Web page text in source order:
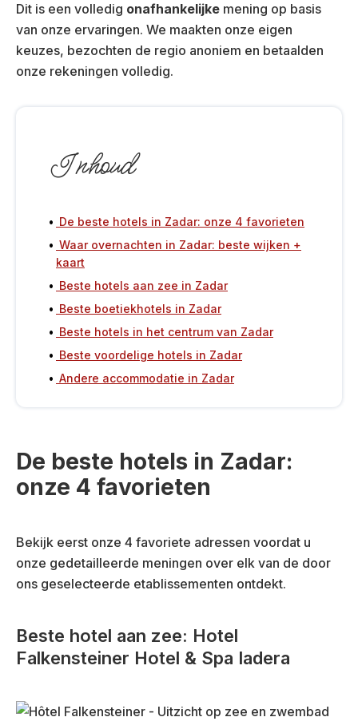
Dit is een volledig onafhankelijke mening op basis
van onze ervaringen. We maakten onze eigen
keuzes, bezochten de regio anoniem en betaalden
onze rekeningen volledig.
Inhoud
De beste hotels in Zadar: onze 4 favorieten
Waar overnachten in Zadar: beste wijken +
kaart
Beste hotels aan zee in Zadar
Beste boetiekhotels in Zadar
Beste hotels in het centrum van Zadar
Beste voordelige hotels in Zadar
Andere accommodatie in Zadar
De beste hotels in Zadar:
onze 4 favorieten
Bekijk eerst onze 4 favoriete adressen voordat u
onze gedetailleerde meningen over elk van de door
ons geselecteerde etablissementen ontdekt.
Beste hotel aan zee: Hotel
Falkensteiner Hotel & Spa Iadera